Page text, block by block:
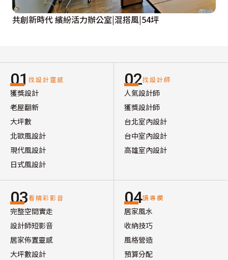
共創新時代 繽紛活力辦公室|混搭風|54坪
01 找設計靈感
獲獎設計
老屋翻新
大坪數
北歐風設計
現代風設計
日式風設計
02找設計師
人氣設計師
獲獎設計師
台北室內設計
台中室內設計
高雄室內設計
03看精彩影音
完整空間實走
設計師短影音
居家佈置靈感
大坪數設計
04讀專欄
居家風水
收納技巧
風格營造
預算分配